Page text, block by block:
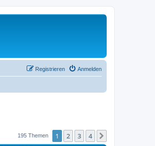
Anmelden
Registrieren
195 Themen 1 2 3 4